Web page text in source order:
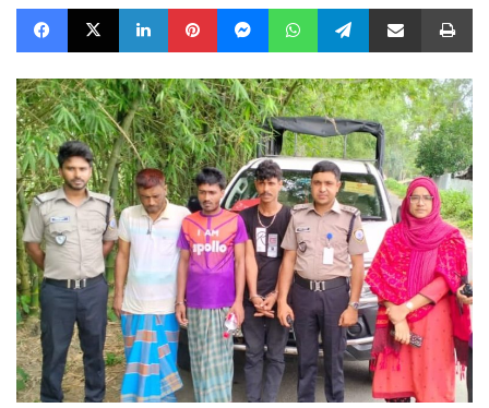
Facebook
X LinkedInPinterestMessengerWhatsAppTelegramShare via Email